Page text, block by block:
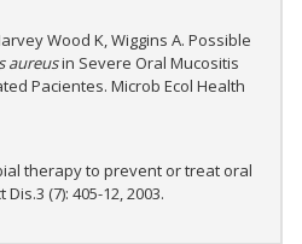
Wood K, Wiggins A. Possible
aureusin Severe Oral Mucositis
Pacientes. Microb Ecol Health
therapy to prevent or treat oral
(7): 405-12, 2003.